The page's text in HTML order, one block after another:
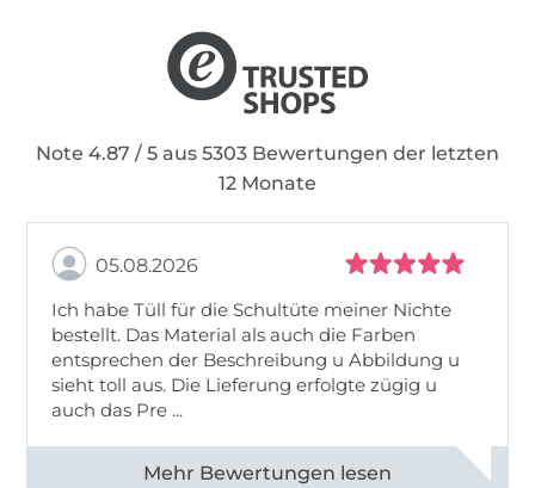
Note 4.87 / 5 aus 5303 Bewertungen der letzten
12 Monate
05.08.2026
Ich habe Tüll für die Schultüte meiner Nichte
bestellt. Das Material als auch die Farben
entsprechen der Beschreibung u Abbildung u
sieht toll aus. Die Lieferung erfolgte zügig u
auch das Pre ...
Alle 82950 Bewertungen ansehen